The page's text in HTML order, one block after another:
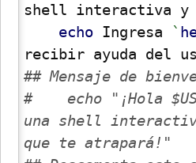
shell interactiva y
echo Ingresa `
## Mensaje de
#    echo "¡Hola
una shell
que te atrapará!"